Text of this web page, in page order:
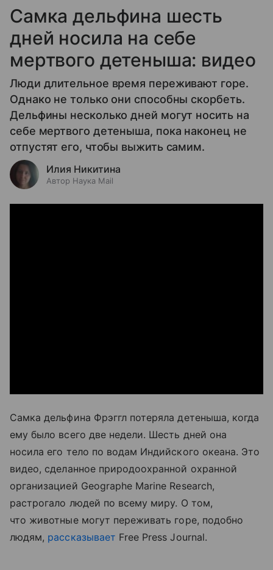
Самка дельфина шесть
дней носила на себе
мертвого детеныша: видео
Люди длительное время переживают горе.
Однако не только они способны скорбеть.
Дельфины несколько дней могут носить на
себе мертвого детеныша, пока наконец не
отпустят его, чтобы выжить самим.
Илия Никитина
Автор Наука Mail
Самка дельфина Фрэггл потеряла детеныша, когда
ему было всего две недели. Шесть дней она
носила его тело по водам Индийского океана. Это
видео, сделанное природоохранной охранной
организацией Geographe Marine Research,
растрогало людей по всему миру. О том,
что животные могут переживать горе, подобно
людям, рассказывает Free Press Journal.